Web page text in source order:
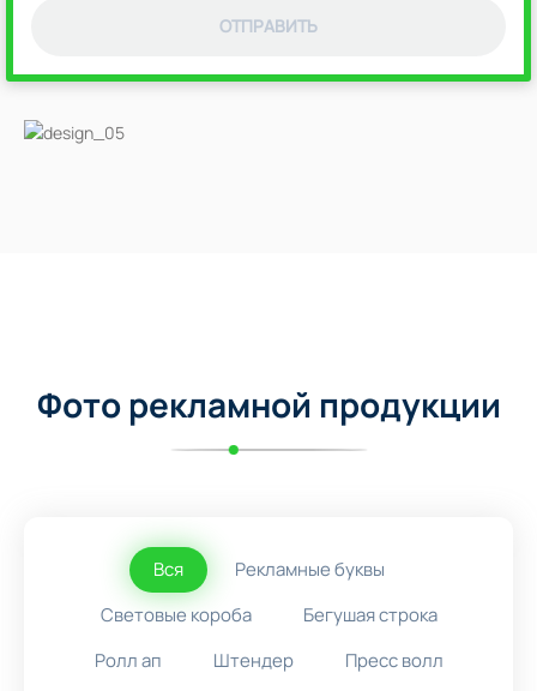
ОТПРАВИТЬ
Фото рекламной продукции
Вся
Рекламные буквы
Световые короба
Бегушая строка
Ролл ап
Штендер
Пресс волл